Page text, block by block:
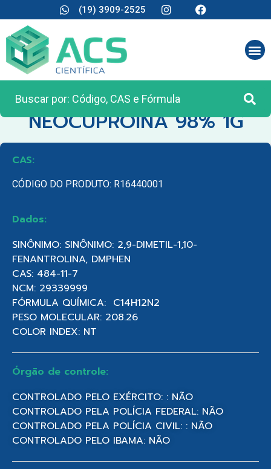
(19) 3909-2525
CATEGORIA:REAGENTES ANALÍTICOS
NEOCUPROINA 98% 1G
CAS:
CÓDIGO DO PRODUTO: R16440001
Dados:
SINÔNIMO: SINÔNIMO: 2,9-DIMETIL-1,10-
FENANTROLINA, DMPHEN
CAS: 484-11-7
NCM: 29339999
FÓRMULA QUÍMICA: C14H12N2
PESO MOLECULAR: 208.26
COLOR INDEX: NT
Órgão de controle:
CONTROLADO PELO EXÉRCITO: : NÃO
CONTROLADO PELA POLÍCIA FEDERAL: NÃO
CONTROLADO PELA POLÍCIA CIVIL: : NÃO
CONTROLADO PELO IBAMA: NÃO